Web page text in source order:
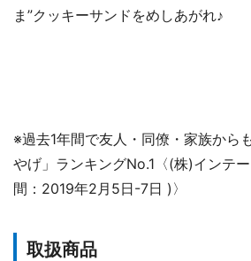
ま”クッキーサンドをめしあがれ♪
※過去1年間で友人・同僚・家族から
やげ」ランキングNo.1〈(株)インテ
間：2019年2月5日-7日 )〉
取扱商品